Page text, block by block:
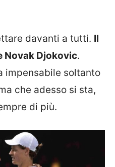
davanti a tutti. Il
Novak Djokovic.
impensabile soltanto
che adesso si sta,
di più.